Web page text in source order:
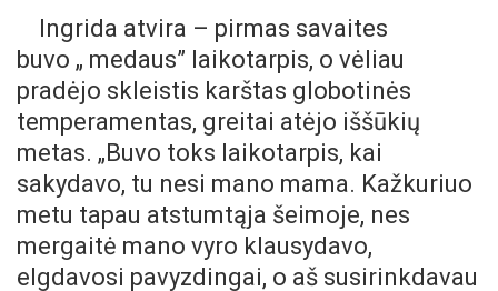
Ingrida atvira – pirmas savaites
buvo „ medaus” laikotarpis, o vėliau
pradėjo skleistis karštas globotinės
temperamentas, greitai atėjo iššūkių
metas. „Buvo toks laikotarpis, kai
sakydavo, tu nesi mano mama. Kažkuriuo
metu tapau atstumtąja šeimoje, nes
mergaitė mano vyro klausydavo,
elgdavosi pavyzdingai, o aš susirinkdavau